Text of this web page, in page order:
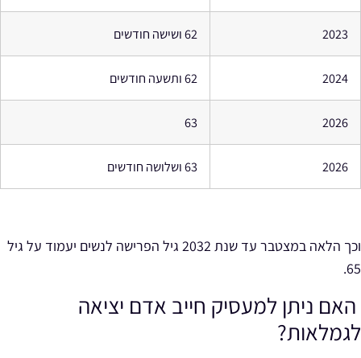
2023 62 ושישה חודשים
2024 62 ותשעה חודשים
2026
63
2026 63 ושלושה חודשים
וכך הלאה במצטבר עד שנת 2032 גיל הפרישה לנשים יעמוד על גיל
65.
האם ניתן למעסיק חייב אדם יציאה
לגמלאות?